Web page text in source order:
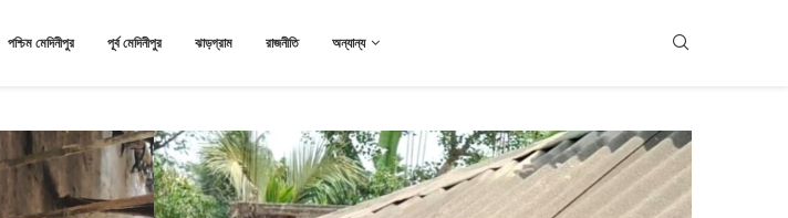
পশ্চিম মেদিনীপুর পূর্ব মেদিনীপুর ঝাড়গ্রাম রাজনীতি অন্যান্য